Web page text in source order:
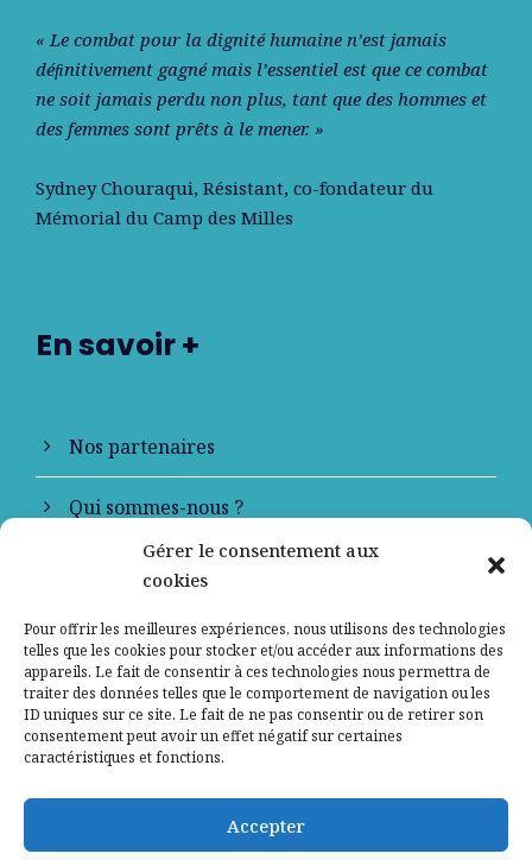
Gérer le consentement aux
cookies
Pour offrir les meilleures expériences, nous utilisons des technologies
telles que les cookies pour stocker et/ou accéder aux informations des
appareils. Le fait de consentir à ces technologies nous permettra de
traiter des données telles que le comportement de navigation ou les
ID uniques sur ce site. Le fait de ne pas consentir ou de retirer son
consentement peut avoir un effet négatif sur certaines
caractéristiques et fonctions.
Accepter
« Le combat pour la dignité humaine n’est jamais
déﬁnitivement gagné mais l’essentiel est que ce combat
ne soit jamais perdu non plus, tant que des hommes et
des femmes sont prêts à le mener. »
Sydney Chouraqui, Résistant, co-fondateur du
Mémorial du Camp des Milles
En savoir +
Nos partenaires
Qui sommes-nous ?
Contactez-nous
Mentions légales
Politique de confidentialité